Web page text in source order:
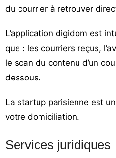
du courrier à retrouver
L’application digidom est
que : les courriers reçus,
le scan du contenu d’un
dessous.
La startup parisienne est
votre domiciliation.
Services juridiques